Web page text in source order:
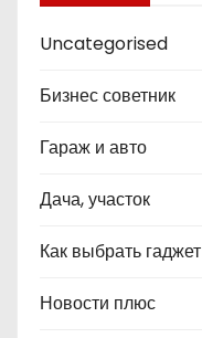
Uncategorised
Бизнес советник
Гараж и авто
Дача, участок
Как выбрать гаджет
Новости плюс